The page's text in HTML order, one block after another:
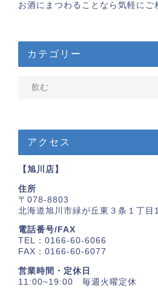
お酒にまつわることなら気軽にご
カテゴリー
アクセス
【旭川店】
住所
〒078-8803
北海道旭川市緑が丘東３条１丁目
電話番号/FAX
TEL：0166-60-6066
FAX：0166-60-6077
営業時間・定休日
11:00~19:00 毎週火曜定休